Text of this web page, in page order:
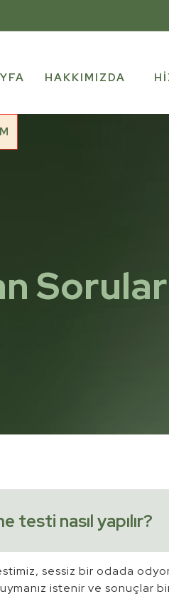
HAKKIMIZDA
Sorular
testi nasıl yapılır?
sessiz bir odada
istenir ve sonuçlar